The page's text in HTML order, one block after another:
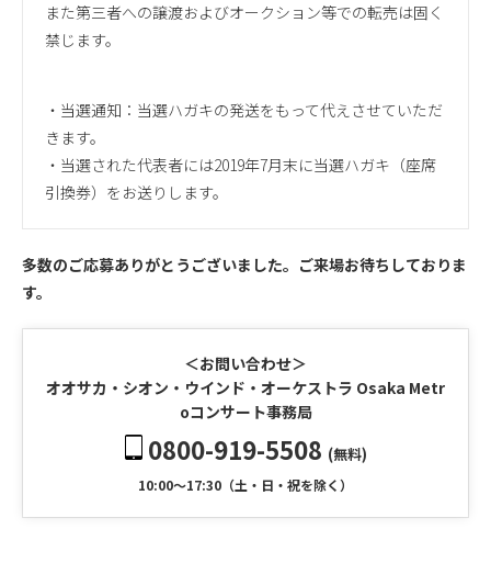
また第三者への譲渡およびオークション等での転売は固く
禁じます。
・当選通知：当選ハガキの発送をもって代えさせていただ
きます。
・当選された代表者には2019年7月末に当選ハガキ（座席
引換券）をお送りします。
多数のご応募ありがとうございました。ご来場お待ちしておりま
す。
＜お問い合わせ＞
オオサカ・シオン・ウインド・オーケストラ Osaka Metr
oコンサート事務局
0800-919-5508 (無料)
10:00〜17:30（土・日・祝を除く）